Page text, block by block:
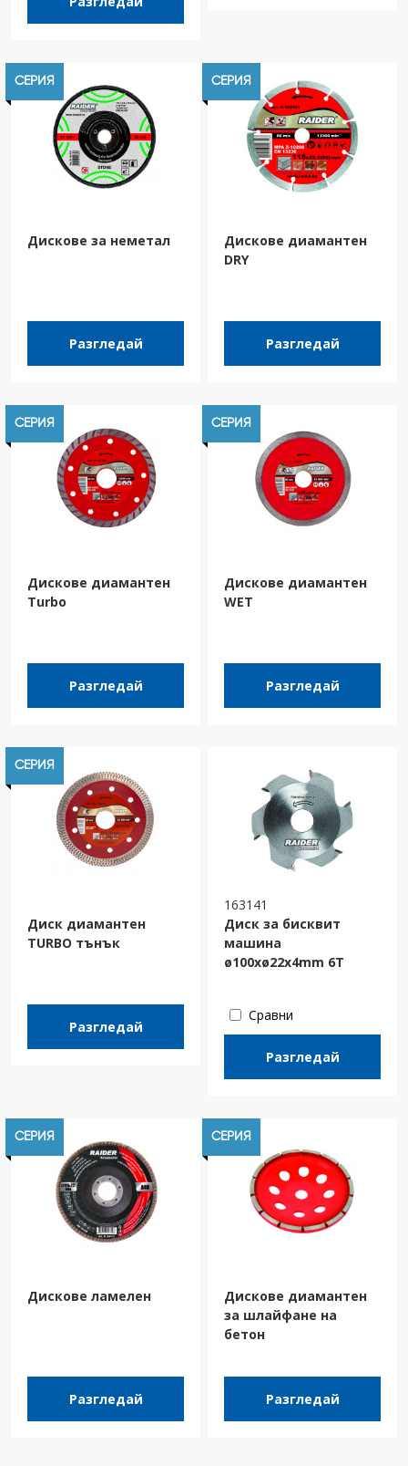
СЕРИЯ
Дискове за неметал
Разгледай
СЕРИЯ
Дискове диамантен
DRY
Разгледай
СЕРИЯ
Дискове диамантен
Turbo
Разгледай
СЕРИЯ
Дискове диамантен
WET
Разгледай
СЕРИЯ
Диск диамантен
TURBO тънък
Разгледай
163141
Диск за бисквит
машина
ø100xø22x4mm 6T
Сравни
Разгледай
СЕРИЯ
Дискове ламелен
Разгледай
СЕРИЯ
Дискове диамантен
за шлайфане на
бетон
Разгледай